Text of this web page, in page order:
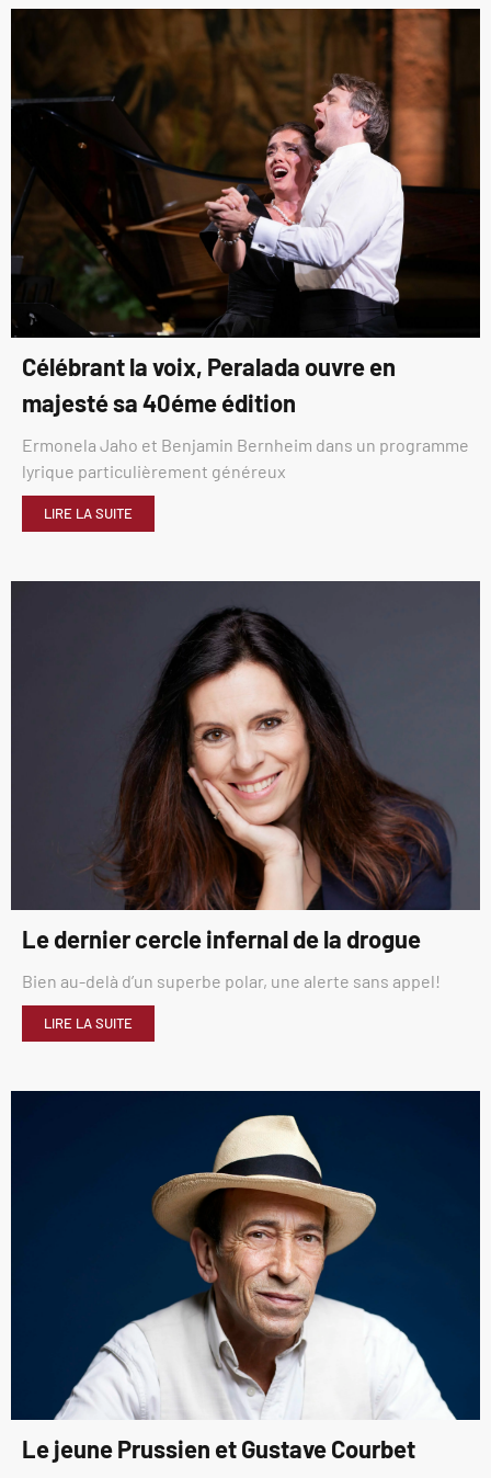
Célébrant la voix, Peralada ouvre en
majesté sa 40éme édition
Ermonela Jaho et Benjamin Bernheim dans un programme
lyrique particulièrement généreux
LIRE LA SUITE
Le dernier cercle infernal de la drogue
Bien au-delà d’un superbe polar, une alerte sans appel!
LIRE LA SUITE
Le jeune Prussien et Gustave Courbet